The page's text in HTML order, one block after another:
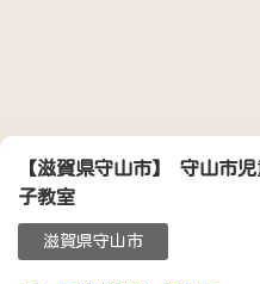
【滋賀県守山市】 守山市
子教室
滋賀県守山市